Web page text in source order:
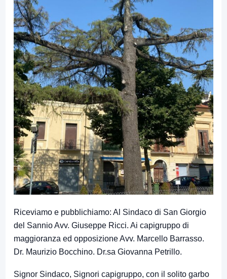
Riceviamo e pubblichiamo: Al Sindaco di San Giorgio
del Sannio Avv. Giuseppe Ricci. Ai capigruppo di
maggioranza ed opposizione Avv. Marcello Barrasso.
Dr. Maurizio Bocchino. Dr.sa Giovanna Petrillo.
Signor Sindaco, Signori capigruppo, con il solito garbo